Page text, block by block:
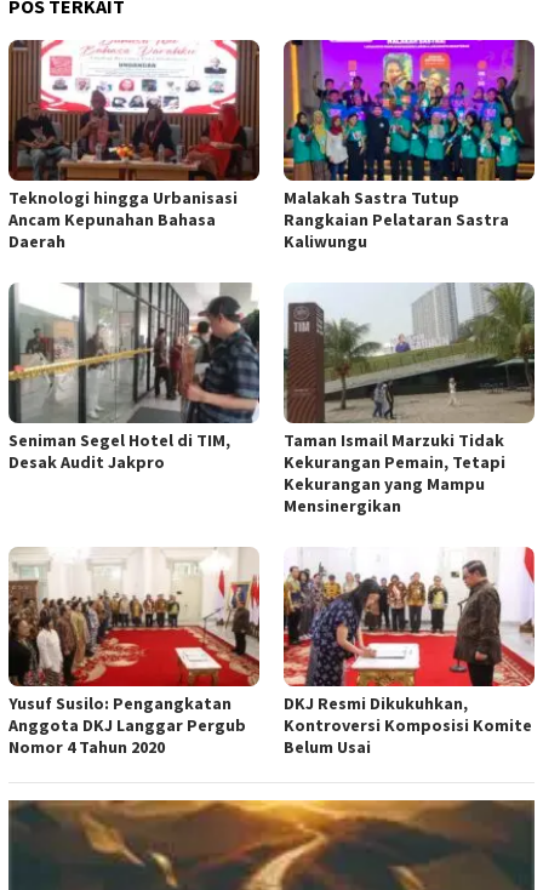
POS TERKAIT
Teknologi hingga Urbanisasi
Ancam Kepunahan Bahasa
Daerah
Malakah Sastra Tutup
Rangkaian Pelataran Sastra
Kaliwungu
Seniman Segel Hotel di TIM,
Desak Audit Jakpro
Taman Ismail Marzuki Tidak
Kekurangan Pemain, Tetapi
Kekurangan yang Mampu
Mensinergikan
Yusuf Susilo: Pengangkatan
Anggota DKJ Langgar Pergub
Nomor 4 Tahun 2020
DKJ Resmi Dikukuhkan,
Kontroversi Komposisi Komite
Belum Usai